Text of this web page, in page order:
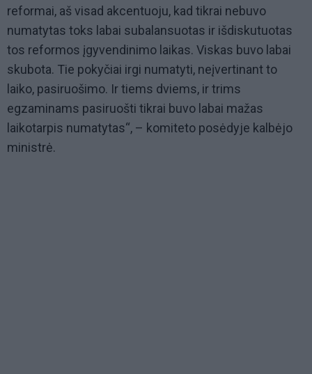
reformai, aš visad akcentuoju, kad tikrai nebuvo
numatytas toks labai subalansuotas ir išdiskutuotas
tos reformos įgyvendinimo laikas. Viskas buvo labai
skubota. Tie pokyčiai irgi numatyti, neįvertinant to
laiko, pasiruošimo. Ir tiems dviems, ir trims
egzaminams pasiruošti tikrai buvo labai mažas
laikotarpis numatytas“, – komiteto posėdyje kalbėjo
ministrė.